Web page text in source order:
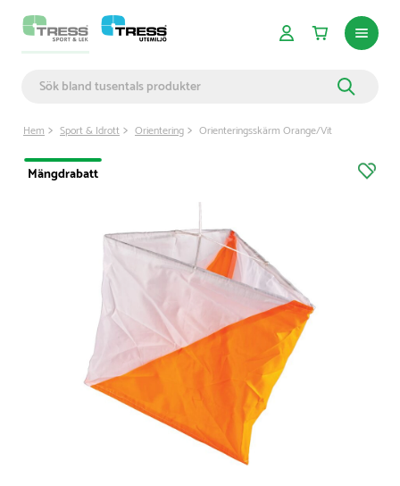
Hem Sport & Idrott Orientering Orienteringsskärm Orange/Vit
Mängdrabatt